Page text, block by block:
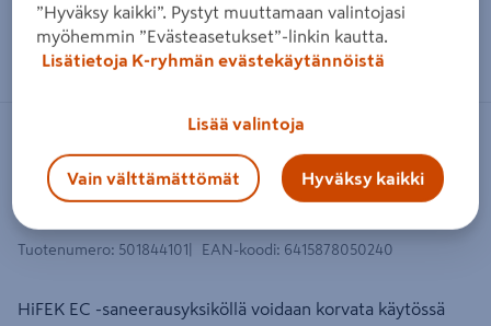
Zoomaa kuvaa sormilla kosketusnäytöllä
Kontaktorikotelo Koja HIFEK EC 01-
Tuotenumero: 501844101 EAN-koodi: 6415878050240
HiFEK EC -saneerausyksiköllä voidaan korvata käytössä
”Hyväksy kaikki”. Pystyt muuttamaan valintojasi
myöhemmin ”Evästeasetukset”-linkin kautta.
Lisätietoja K-ryhmän evästekäytännöistä
Lisää valintoja
Vain välttämättömät Hyväksy kaikki